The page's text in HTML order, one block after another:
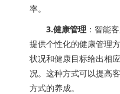
率。
3.健康管理 ：智能
提供个性化的健康管理
状况和健康目标给出相
况。这种方式可以提高
方式的养成。